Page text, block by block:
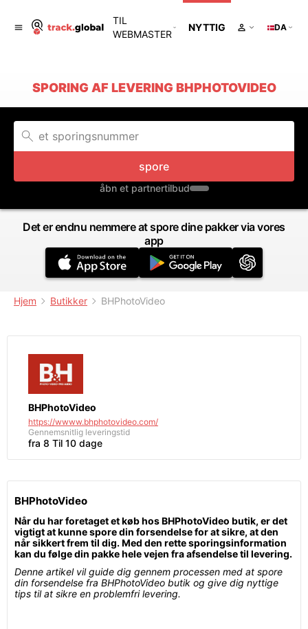
TIL
WEBMASTER
NYTTIG DA
SPORING AF LEVERING BHPHOTOVIDEO
spore
åbn et partnertilbud
Det er endnu nemmere at spore dine pakker via vores
app
Hjem Butikker BHPhotoVideo
BHPhotoVideo
https://wwww.bhphotovideo.com/
Gennemsnitlig leveringstid
fra 8 Til 10 dage
BHPhotoVideo
Når du har foretaget et køb hos BHPhotoVideo butik, er det
vigtigt at kunne spore din forsendelse for at sikre, at den
når sikkert frem til dig. Med den rette sporingsinformation
kan du følge din pakke hele vejen fra afsendelse til levering.
Denne artikel vil guide dig gennem processen med at spore
din forsendelse fra BHPhotoVideo butik og give dig nyttige
tips til at sikre en problemfri levering.